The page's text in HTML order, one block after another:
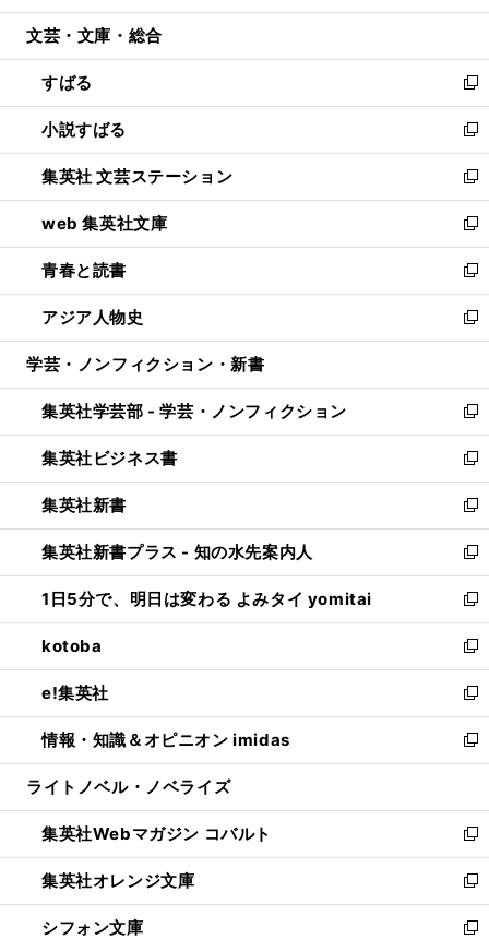
開
ウ
開
く
ン
ウ
で
開
く
ウ
ン
ド
ウ
で
開
く
文芸・文庫・総合
すばる
新
し
い
ウ
ィ
ン
ド
ウ
で
開
く
小説すばる
新
し
い
ウ
ィ
ン
ド
ウ
で
開
集英社 文芸ステーション
新
し
い
ウ
ィ
ン
ド
ウ
開
く
web 集英社文庫
新
し
い
ウ
ィ
ン
ウ
で
開
く
青春と読書
新
し
い
ウ
ン
ド
ウ
で
開
く
アジア人物史
新
し
ウ
ィ
ン
ド
ウ
で
開
く
学芸・ノンフィクション・新書
集英社学芸部 - 学芸・ノンフィクション
新
し
い
ウ
ィ
ン
ド
ウ
で
開
く
集英社ビジネス書
新
し
い
ウ
ィ
ン
ド
ウ
で
開
く
集英社新書
新
し
い
ウ
ィ
ン
ド
ウ
で
開
く
集英社新書プラス - 知の水先案内人
新
し
い
ウ
ィ
ン
ド
ウ
で
開
1日5分で、明日は変わる よみタイ yomitai
新
し
い
ウ
ィ
ン
ド
ウ
開
く
kotoba
新
し
い
ウ
ィ
ン
ウ
で
開
く
e!集英社
新
し
い
ウ
ン
ド
ウ
で
開
く
情報・知識＆オピニオン imidas
新
し
ウ
ィ
ン
ド
ウ
で
ライトノベル・ノベライズ
集英社Webマガジン コバルト
新
し
い
ウ
ィ
集英社オレンジ文庫
新
し
い
シフォン文庫
新